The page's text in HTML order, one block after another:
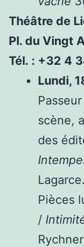
Théâtre de
Pl. du Vingt
Tél. : +32 4
Lundi,
scène,
des
Lagarce.
Pièces
/
Rychner